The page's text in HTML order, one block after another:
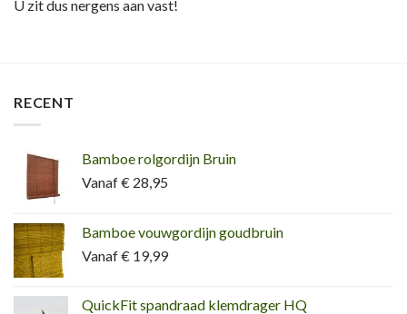
U zit dus nergens aan vast!
RECENT
Bamboe rolgordijn Bruin
Vanaf € 28,95
Bamboe vouwgordijn goudbruin
Vanaf € 19,99
QuickFit spandraad klemdrager HQ